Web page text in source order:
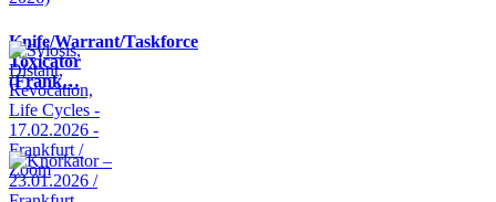
Knife/Warrant/Taskforce
Toxicator
(Frank…